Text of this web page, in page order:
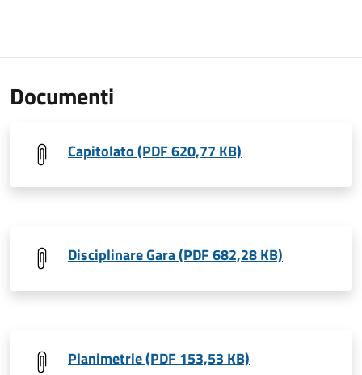
Documenti
Capitolato (PDF 620,77 KB)
Disciplinare Gara (PDF 682,28 KB)
Planimetrie (PDF 153,53 KB)